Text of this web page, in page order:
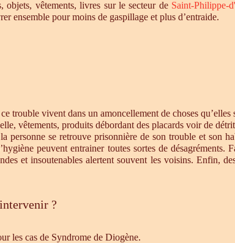
objets, vêtements, livres sur le secteur de Saint-
ensemble pour moins de gaspillage et plus d’entraide.
trouble vivent dans un amoncellement de choses
vêtements, produits débordant des placards voir de
personne se retrouve prisonnière de son trouble et son
peuvent entrainer toutes sortes de désagréments.
et insoutenables alertent souvent les voisins. Enfin,
?
les cas de Syndrome de Diogène.